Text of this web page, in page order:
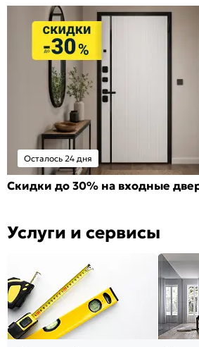
Осталось 24 дня
Скидки до 30% на входные
Услуги и сервисы